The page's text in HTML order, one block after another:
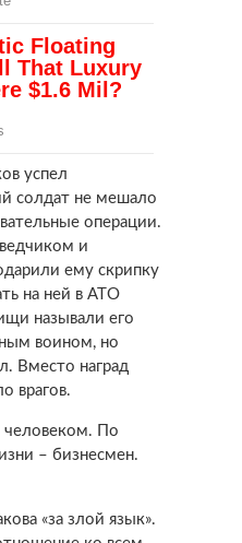
успел
солдат не мешало
операции.
и
ему скрипку
на ней в АТО
называли его
воином, но
Вместо наград
врагов.
человеком. По
– бизнесмен.
«за злой язык».